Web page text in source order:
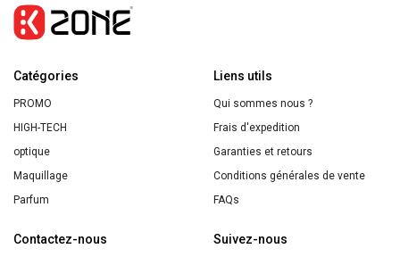
Catégories
PROMO
HIGH-TECH
optique
Maquillage
Parfum
Liens utils
Qui sommes nous ?
Frais d'expedition
Garanties et retours
Conditions générales de vente
FAQs
Contactez-nous Suivez-nous